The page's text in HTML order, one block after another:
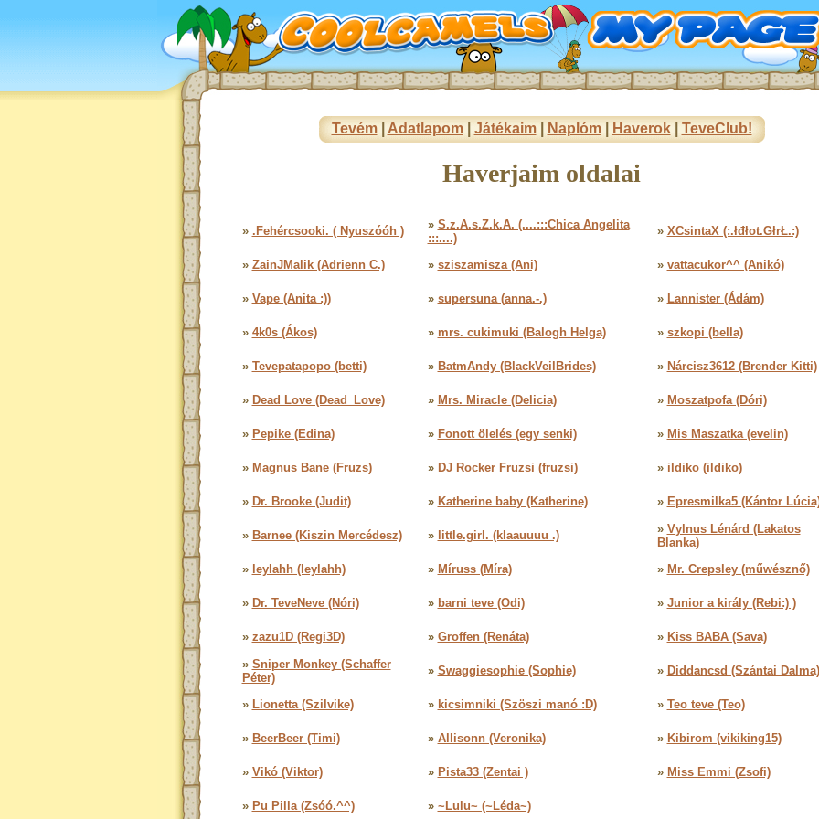
Tevém| Adatlapom| Játékaim| Naplóm| Haverok| TeveClub!
Haverjaim oldalai
» .Fehércsooki. ( Nyuszóóh ) » S.z.A.s.Z.k.A. (....:::Chica Angelita
:::....)
» XCsintaX (:.łđłot.GłrŁ.:)
» ZainJMalik (Adrienn C.) » sziszamisza (Ani) » vattacukor^^ (Anikó)
» Vape (Anita :)) » supersuna (anna.-.) » Lannister (Ádám)
» 4k0s (Ákos) » mrs. cukimuki (Balogh Helga) » szkopi (bella)
» Tevepatapopo (betti) » BatmAndy (BlackVeilBrides) » Nárcisz3612 (Brender Kitti)
» Dead Love (Dead_Love) » Mrs. Miracle (Delicia) » Moszatpofa (Dóri)
» Pepike (Edina) » Fonott ölelés (egy senki) » Mis Maszatka (evelin)
» Magnus Bane (Fruzs) » DJ Rocker Fruzsi (fruzsi) » ildiko (ildiko)
» Dr. Brooke (Judit) » Katherine baby (Katherine) » Epresmilka5 (Kántor
» Barnee (Kiszin Mercédesz) » little.girl. (klaauuuu .) » Vylnus Lénárd (Lakatos
Blanka)
» leylahh (leylahh) » Míruss (Míra) » Mr. Crepsley (műwésznő)
» Dr. TeveNeve (Nóri) » barni teve (Odi) » Junior a király (Rebi:) )
» zazu1D (Regi3D) » Groffen (Renáta) » Kiss BABA (Sava)
» Sniper Monkey (Schaffer
Péter)
» Swaggiesophie (Sophie) » Diddancsd (Szántai Dalma)
» Lionetta (Szilvike) » kicsimniki (Szöszi manó :D) » Teo teve (Teo)
» BeerBeer (Timi) » Allisonn (Veronika) » Kibirom (vikiking15)
» Vikó (Viktor) » Pista33 (Zentai ) » Miss Emmi (Zsofi)
» Pu Pilla (Zsóó.^^) » ~Lulu~ (~Léda~)